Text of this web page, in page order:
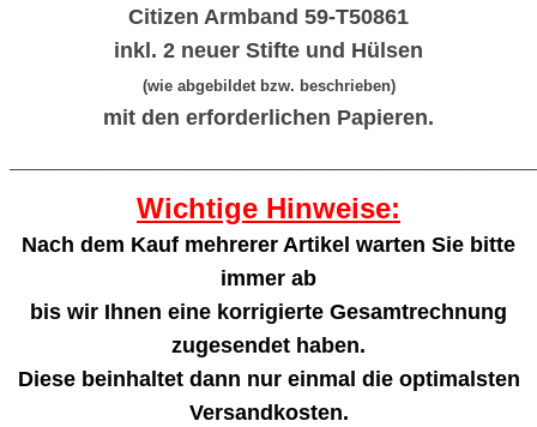
Citizen Armband 59-T50861
inkl. 2 neuer Stifte und Hülsen
(wie abgebildet bzw. beschrieben)
mit den erforderlichen Papieren.
Wichtige Hinweise:
Nach dem Kauf mehrerer Artikel warten Sie bitte
immer ab
bis wir Ihnen eine korrigierte Gesamtrechnung
zugesendet haben.
Diese beinhaltet dann nur einmal die optimalsten
Versandkosten.